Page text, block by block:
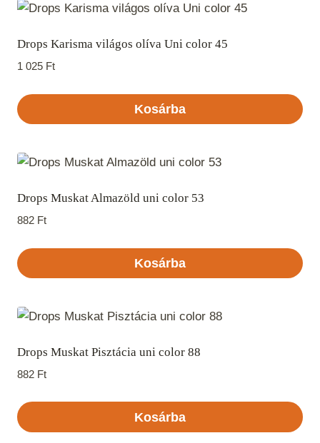
Drops Karisma világos olíva Uni color 45
1 025 Ft
Kosárba
Drops Muskat Almazöld uni color 53
882 Ft
Kosárba
Drops Muskat Pisztácia uni color 88
882 Ft
Kosárba